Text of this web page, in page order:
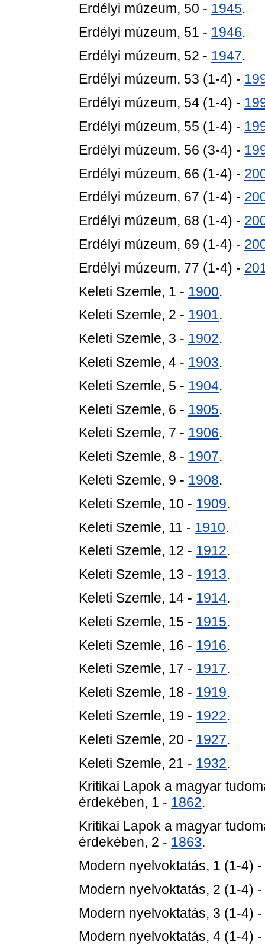
Erdélyi múzeum, 50 - 1945.
Erdélyi múzeum, 51 - 1946.
Erdélyi múzeum, 52 - 1947.
Erdélyi múzeum, 53 (1-4) -
Erdélyi múzeum, 54 (1-4) -
Erdélyi múzeum, 55 (1-4) -
Erdélyi múzeum, 56 (3-4) -
Erdélyi múzeum, 66 (1-4) -
Erdélyi múzeum, 67 (1-4) -
Erdélyi múzeum, 68 (1-4) -
Erdélyi múzeum, 69 (1-4) -
Erdélyi múzeum, 77 (1-4) -
Keleti Szemle, 1 - 1900.
Keleti Szemle, 2 - 1901.
Keleti Szemle, 3 - 1902.
Keleti Szemle, 4 - 1903.
Keleti Szemle, 5 - 1904.
Keleti Szemle, 6 - 1905.
Keleti Szemle, 7 - 1906.
Keleti Szemle, 8 - 1907.
Keleti Szemle, 9 - 1908.
Keleti Szemle, 10 - 1909.
Keleti Szemle, 11 - 1910.
Keleti Szemle, 12 - 1912.
Keleti Szemle, 13 - 1913.
Keleti Szemle, 14 - 1914.
Keleti Szemle, 15 - 1915.
Keleti Szemle, 16 - 1916.
Keleti Szemle, 17 - 1917.
Keleti Szemle, 18 - 1919.
Keleti Szemle, 19 - 1922.
Keleti Szemle, 20 - 1927.
Keleti Szemle, 21 - 1932.
Kritikai Lapok a magyar
érdekében, 1 - 1862.
Kritikai Lapok a magyar
érdekében, 2 - 1863.
Modern nyelvoktatás, 1 (1-4) -
Modern nyelvoktatás, 2 (1-4) -
Modern nyelvoktatás, 3 (1-4) -
Modern nyelvoktatás, 4 (1-4) -